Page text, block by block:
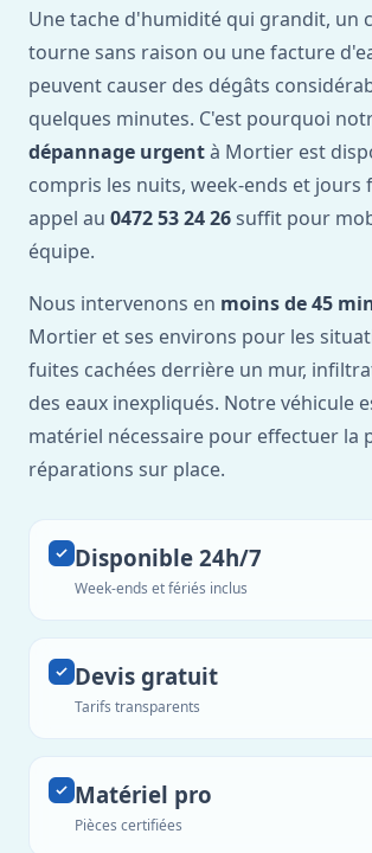
Une tache d'humidité qui grandit, un
tourne sans raison ou une facture
peuvent causer des dégâts
quelques minutes. C'est pourquoi
dépannage urgentà Mortier est
compris les nuits, week-ends et jours
appel au 0472 53 24 26 suffit pour
équipe.
Nous intervenons en moins de 45
Mortier et ses environs pour les
fuites cachées derrière un mur,
des eaux inexpliqués. Notre véhicule
matériel nécessaire pour effectuer la
réparations sur place.
Disponible 24h/7
Week-ends et fériés inclus
Devis gratuit
Tarifs transparents
Matériel pro
Pièces certifiées